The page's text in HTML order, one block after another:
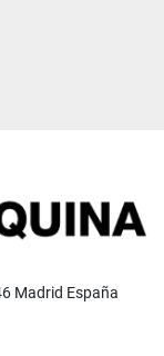
Madrid España